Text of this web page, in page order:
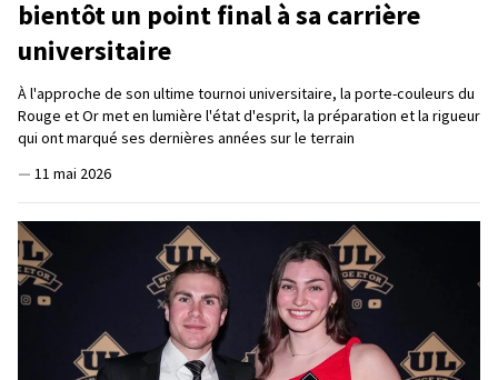
bientôt un point final à sa carrière
universitaire
À l'approche de son ultime tournoi universitaire, la porte-couleurs du
Rouge et Or met en lumière l'état d'esprit, la préparation et la rigueur
qui ont marqué ses dernières années sur le terrain
— 11 mai 2026